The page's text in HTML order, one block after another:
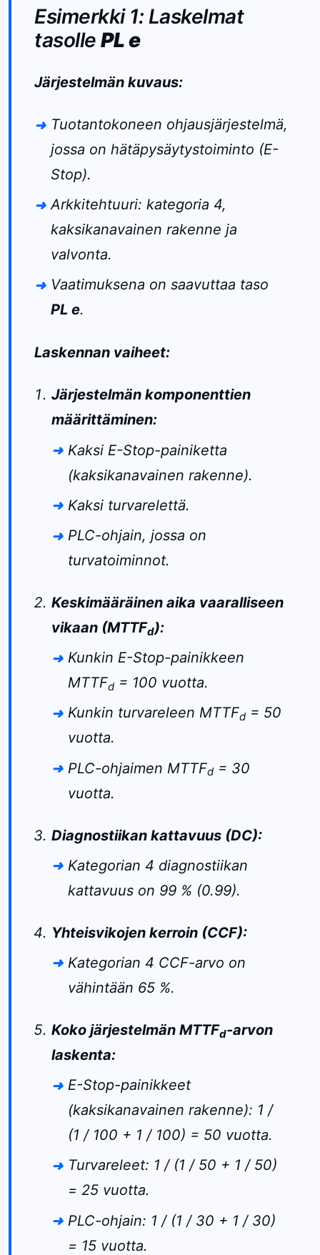
Esimerkki 1: Laskelmat
tasolle PL e
Järjestelmän kuvaus:
Tuotantokoneen ohjausjärjestelmä,
jossa on hätäpysäytystoiminto (E-
Stop).
Arkkitehtuuri: kategoria 4,
kaksikanavainen rakenne ja
valvonta.
Vaatimuksena on saavuttaa taso
PL e.
Laskennan vaiheet:
Järjestelmän komponenttien
määrittäminen:
Kaksi E-Stop-painiketta
(kaksikanavainen rakenne).
Kaksi turvarelettä.
PLC-ohjain, jossa on
turvatoiminnot.
Keskimääräinen aika vaaralliseen
vikaan (MTTFd):
Kunkin E-Stop-painikkeen
MTTFd = 100 vuotta.
Kunkin turvareleen MTTFd = 50
vuotta.
PLC-ohjaimen MTTFd = 30
vuotta.
Diagnostiikan kattavuus (DC):
Kategorian 4 diagnostiikan
kattavuus on 99 % (0.99).
Yhteisvikojen kerroin (CCF):
Kategorian 4 CCF-arvo on
vähintään 65 %.
Koko järjestelmän MTTFd-arvon
laskenta:
E-Stop-painikkeet
(kaksikanavainen rakenne): 1 /
(1 / 100 + 1 / 100) = 50 vuotta.
Turvareleet: 1 / (1 / 50 + 1 / 50)
= 25 vuotta.
PLC-ohjain: 1 / (1 / 30 + 1 / 30)
= 15 vuotta.